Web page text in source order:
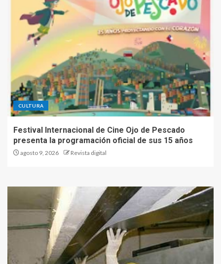
hosting para creadores de
sitios web ~ TecnoBlog
CULTURA
Festival Internacional de Cine Ojo de Pescado
presenta la programación oficial de sus 15 años
agosto 9, 2026 Revista digital